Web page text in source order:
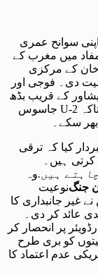
سوانح عمری
کے مفاد میں مغرب کے
خان کے مرکزی
دی۔ فوجی اور
پشاور کے قریب بڈھ
بیر کی نگرانی کا اڈہ قائم کرنے کی اجازت دی تاکہ U-2 جاسوس
سکے۔
کیا کہ ترقی
کرتی ہیں۔
وہہیں.
نوعیت
غیر جانبداری کا
عائد کر دی۔
پر انحصار کر
کو بری طرح
عدم اعتماد کا